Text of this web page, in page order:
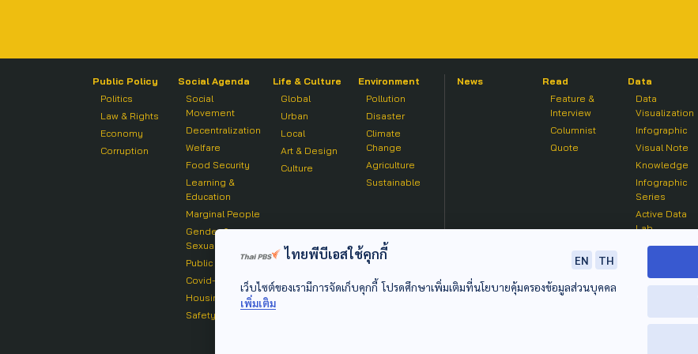
Public Policy
Politics
Law & Rights
Economy
Corruption
Social Agenda
Social
Movement
Decentralization
Welfare
Food Security
Learning &
Education
Marginal People
Gender &
Sexuality
Public Health
Covid-19
Housing
Safety
Life & Culture
Global
Urban
Local
Art & Design
Culture
Environment
Pollution
Disaster
Climate
Change
Agriculture
Sustainable
News
Read
Feature &
Interview
Columnist
Quote
Data
Data
Visualization
Infographic
Visual Note
Knowledge
Infographic
Series
Active Data
Lab
ไทยพีบีเอสใช้คุกกี้ EN
TH
เว็บไซต์ของเรามีการจัดเก็บคุกกี้ โปรดศึกษาเพิ่มเติมที่นโยบายคุ้มครองข้อมูลส่วนบุคคล
เพิ่มเติม